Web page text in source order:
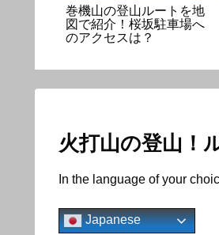
巻機山の登山ルートを地
図で紹介！桜坂駐車場へ
のアクセスは？
火打山の登山！
In the language of your
Japanese